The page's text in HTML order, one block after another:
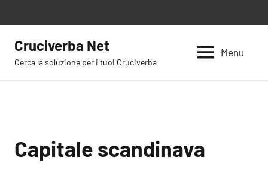
contenuto
Cruciverba Net
Cerca la soluzione per i tuoi Cruciverba
Menu
Capitale scandinava